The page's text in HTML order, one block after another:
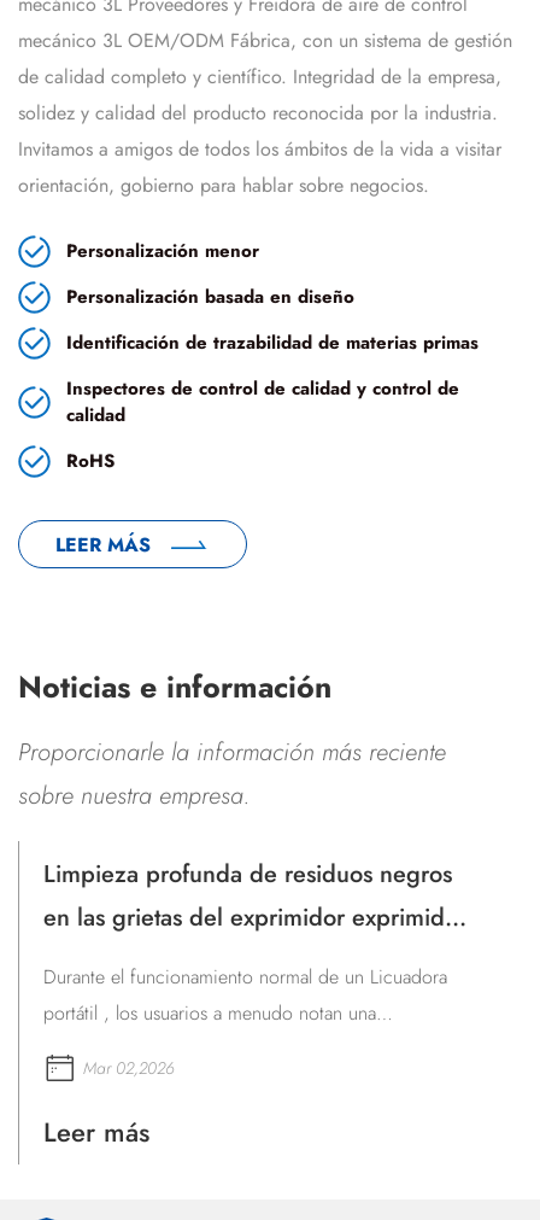
mecánico 3L OEM/ODM Fábrica, con un sistema de gestión
de calidad completo y científico. Integridad de la empresa,
solidez y calidad del producto reconocida por la industria.
Invitamos a amigos de todos los ámbitos de la vida a visitar
orientación, gobierno para hablar sobre negocios.
Personalización menor
Personalización basada en diseño
Identificación de trazabilidad de materias primas
Inspectores de control de calidad y control de
calidad
RoHS
LEER MÁS
Noticias e información
Proporcionarle la información más reciente
sobre nuestra empresa.
Potencia del motor de 150 W
40 W: definición de la
rendimiento en expri...
En el panoama competitivo de la Licuadora portátil
mercado, el segmento de capacidad